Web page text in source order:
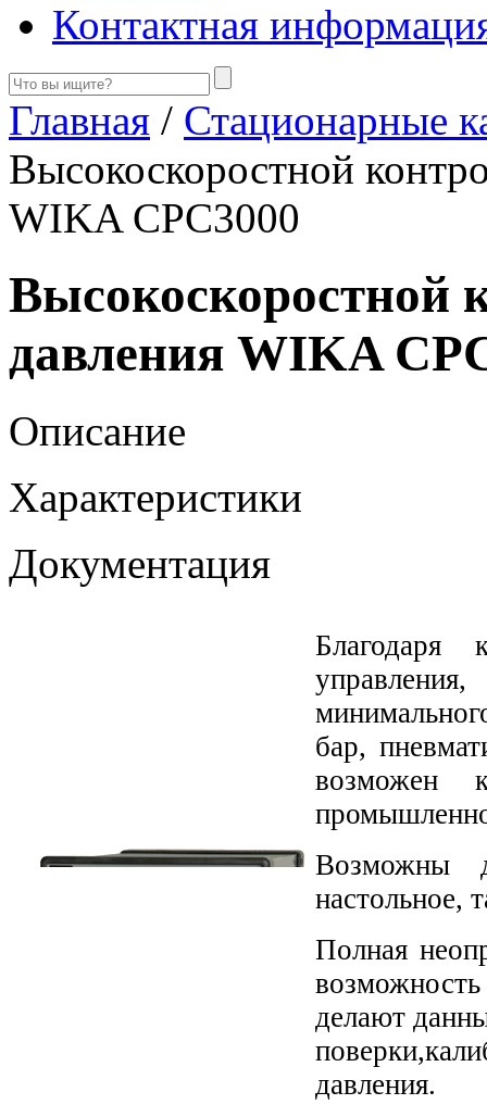
Контактная
Главная / Стационарные
Высокоскоростной
WIKA CPC3000
Высокоскоростной
давления WIKA
Описание
Характеристики
Документация
Благодаря
бар,
возможен
Возможны
настольное,
Полная
делают
давления.